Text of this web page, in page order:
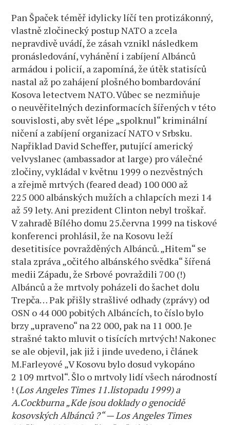
Pan Špaček téměř idylicky líčí ten protizákonný,
vlastně zločinecký postup NATO a zcela
nepravdivě uvádí, že zásah vznikl následkem
pronásledování, vyhánění i zabíjení Albánců
armádou i policií, a zapomíná, že útěk statisíců
nastal až po zahájení plošného bombardování
Kosova letectvem NATO. Vůbec se nezmiňuje
o neuvěřitelných dezinformacích šířených v této
souvislosti, aby svět lépe „spolknul“ kriminální
ničení a zabíjení organizací NATO v Srbsku.
Napřiklad David Scheffer, putující americký
velvyslanec (ambassador at large) pro válečné
zločiny, vykládal v květnu 1999 o nezvěstných
a zřejmě mrtvých (feared dead) 100 000 až
225 000 albánských mužích a chlapcích mezi 14
až 59 lety. Ani prezident Clinton nebyl troškař.
V zahradě Bílého domu 25.června 1999 na tiskové
konferenci prohlásil, že na Kosovu leží
desetitisíce povražděných Albánců. „Hitem“ se
stala zpráva „očitého albánského svědka“ šířená
medii Západu, že Srbové povraždili 700 (!)
Albánců a že mrtvoly poházeli do šachet dolu
Trepča… Pak přišly strašlivé odhady (zprávy) od
OSN o 44 000 pobitých Albáncích, to číslo bylo
brzy „upraveno“ na 22 000, pak na 11 000. Je
strašné takto mluvit o tisících mrtvých! Nakonec
se ale objevil, jak již i jinde uvedeno, i článek
M.Farleyové „V Kosovu bylo dosud vykopáno
2 109 mrtvol“. Šlo o mrtvoly lidí všech národností
! (Los Angeles Times 11.listopadu 1999) a
A.Cockburna „Kde jsou doklady o genocidě
kosovských Albánců ?“ — Los Angeles Times